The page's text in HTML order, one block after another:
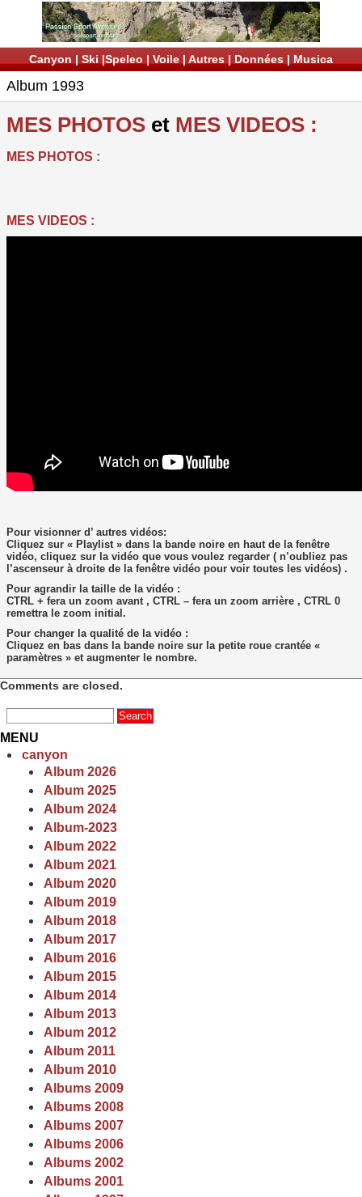
Canyon | Ski |Speleo | Voile | Autres | Données | Musica
Album 1993
MES PHOTOS et MES VIDEOS :
MES PHOTOS :
MES VIDEOS :
Pour visionner d’ autres vidéos:
Cliquez sur « Playlist » dans la bande noire en haut de la fenêtre
vidéo, cliquez sur la vidéo que vous voulez regarder ( n’oubliez pas
l’ascenseur à droite de la fenêtre vidéo pour voir toutes les vidéos) .
Pour agrandir la taille de la vidéo :
CTRL + fera un zoom avant , CTRL – fera un zoom arrière , CTRL 0
remettra le zoom initial.
Pour changer la qualité de la vidéo :
Cliquez en bas dans la bande noire sur la petite roue crantée «
paramètres » et augmenter le nombre.
Comments are closed.
MENU
canyon
Album 2026
Album 2025
Album 2024
Album-2023
Album 2022
Album 2021
Album 2020
Album 2019
Album 2018
Album 2017
Album 2016
Album 2015
Album 2014
Album 2013
Album 2012
Album 2011
Album 2010
Albums 2009
Albums 2008
Albums 2007
Albums 2006
Albums 2002
Albums 2001